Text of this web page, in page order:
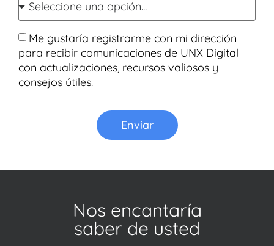
Nos encantaría
saber de usted
Me gustaría registrarme con mi dirección
para recibir comunicaciones de UNX Digital
con actualizaciones, recursos valiosos y
consejos útiles.
Enviar